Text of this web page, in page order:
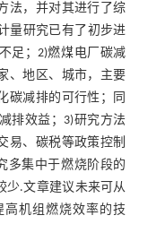
法，并对其进行了综
量研究已有了初步进
足；2)燃煤电厂碳减
、地区、城市，主要
碳减排的可行性；同
排效益；3)研究方法
易、碳税等政策控制
多集中于燃烧阶段的
少.文章建议未来可从
机组燃烧效率的技